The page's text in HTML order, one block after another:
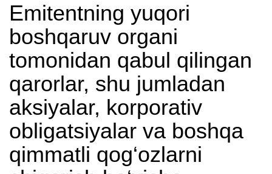
Emitentning yuqori
boshqaruv organi
tomonidan qabul qilingan
qarorlar, shu jumladan
aksiyalar, korporativ
obligatsiyalar va boshqa
qimmatli qog‘ozlarni